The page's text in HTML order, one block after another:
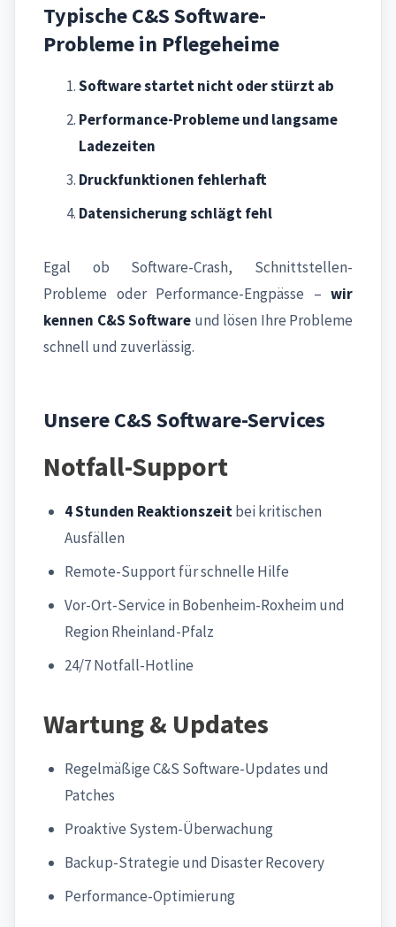
Typische C&S Software-
Probleme in Pflegeheime
Software startet nicht oder stürzt ab
Performance-Probleme und langsame
Ladezeiten
Druckfunktionen fehlerhaft
Datensicherung schlägt fehl
Egal ob Software-Crash, Schnittstellen-
Probleme oder Performance-Engpässe – wir
kennen C&S Software und lösen Ihre Probleme
schnell und zuverlässig.
Unsere C&S Software-Services
Notfall-Support
4 Stunden Reaktionszeitbei kritischen
Ausfällen
Remote-Support für schnelle Hilfe
Vor-Ort-Service in Bobenheim-Roxheim und
Region Rheinland-Pfalz
24/7 Notfall-Hotline
Wartung & Updates
Regelmäßige C&S Software-Updates und
Patches
Proaktive System-Überwachung
Backup-Strategie und Disaster Recovery
Performance-Optimierung